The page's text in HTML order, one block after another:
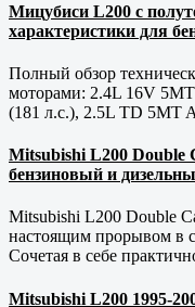
Мицубиси L200 с
характеристики для
Полный обзор
моторами: 2.4L 16V
(181 л.с.), 2.5L TD 5MT
Mitsubishi L200 Double
бензиновый и
Mitsubishi L200 Double
настоящим прорывом в
Сочетая в себе
Mitsubishi L200 1995-